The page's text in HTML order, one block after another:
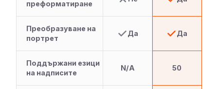
преформатиране
Преобразуване на
портрет
Да Да
Поддържани езици
на надписите
N/A 50